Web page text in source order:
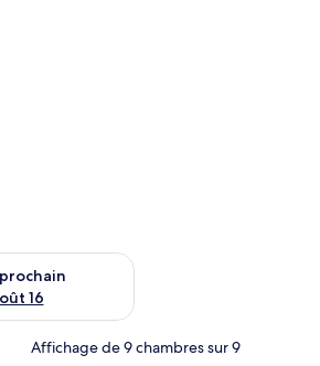
16
pour le week-end prochain août 14 -
Affichage de 9 chambres sur 9